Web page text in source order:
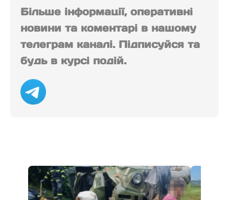
Більше інформації, оперативні
новини та коментарі в нашому
телеграм каналі. Підписуйся та
будь в курсі подій.